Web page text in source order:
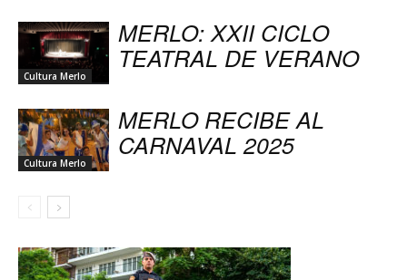
Cultura Merlo
MERLO: XXII CICLO
TEATRAL DE VERANO
Cultura Merlo
MERLO RECIBE AL
CARNAVAL 2025